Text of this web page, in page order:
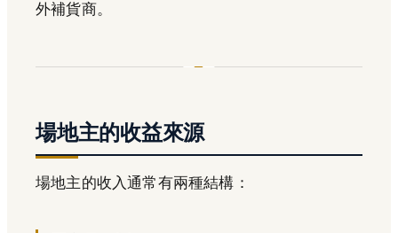
外補貨商。
場地主的收益來源
場地主的收入通常有兩種結構：